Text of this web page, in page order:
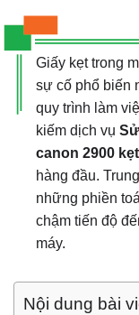
Giấy kẹt trong
sự cố phổ biến
quy trình làm
kiếm dịch vụ
canon 2900
hàng đầu.
những phiền
chậm tiến độ
máy.
Nội dung bài